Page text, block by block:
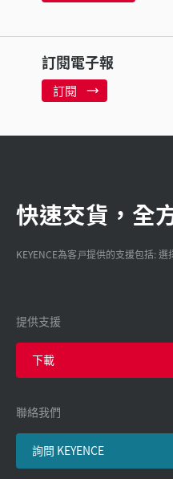
訂閱電子報
訂閱
快速交貨，全
KEYENCE為客戸提供的支援包括:
提供支援
下載
聯絡我們
詢問 KEYENCE